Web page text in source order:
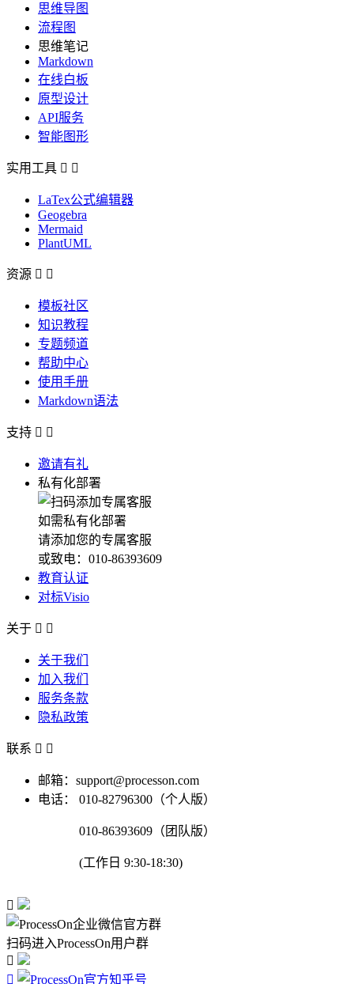
思维导图
流程图
思维笔记
Markdown
在线白板
原型设计
API服务
智能图形
实用工具  
LaTex公式编辑器
Geogebra
Mermaid
PlantUML
资源  
模板社区
知识教程
专题频道
帮助中心
使用手册
Markdown语法
支持  
邀请有礼
私有化部署
如需私有化部署
请添加您的专属客服
或致电：010-86393609
教育认证
对标Visio
关于  
关于我们
加入我们
服务条款
隐私政策
联系  
邮箱：support@processon.com
电话：
010-82796300（个人版）
010-86393609（团队版）
(工作日 9:30-18:30)

扫码进入ProcessOn用户群

